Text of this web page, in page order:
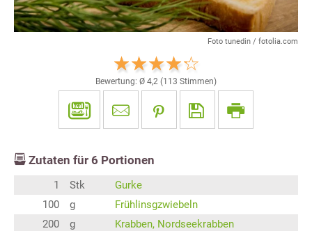
Foto tunedin / fotolia.com
Bewertung: Ø 4,2 (113 Stimmen)
Zutaten für 6 Portionen
1 Stk
Gurke
100
g
Frühlinsgzwiebeln
200
g
Krabben, Nordseekrabben